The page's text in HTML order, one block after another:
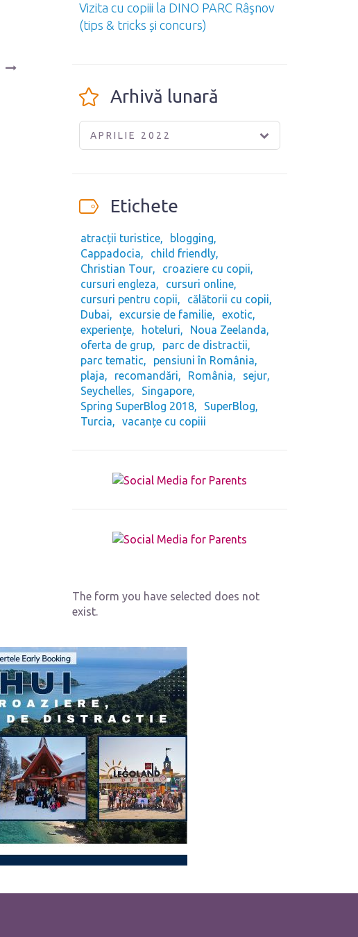
Vizita cu copiii la DINO PARC Râşnov
(tips & tricks și concurs)
Arhivă lunară
APRILIE 2022
Etichete
atracții turistice
blogging
Cappadocia
child friendly
Christian Tour
croaziere cu copii
cursuri engleza
cursuri online
cursuri pentru copii
călătorii cu copii
Dubai
excursie de familie
exotic
experiențe
hoteluri
Noua Zeelanda
oferta de grup
parc de distractii
parc tematic
pensiuni în România
plaja
recomandări România
sejur
Seychelles
Singapore
Spring SuperBlog 2018
SuperBlog
Turcia
vacanțe cu copiii
The form you have selected does not
exist.